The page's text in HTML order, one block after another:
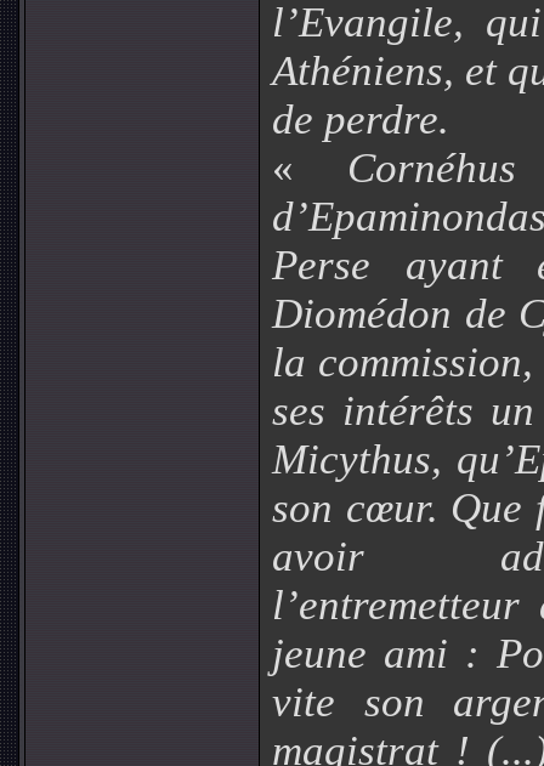
l’Evangile,
Athéniens, et
de perdre.
«
Perse ayant
Diomédon de
la
ses intérêts
Micythus,
son cœur. Que
avoir
jeune ami :
vite son
magistrat !